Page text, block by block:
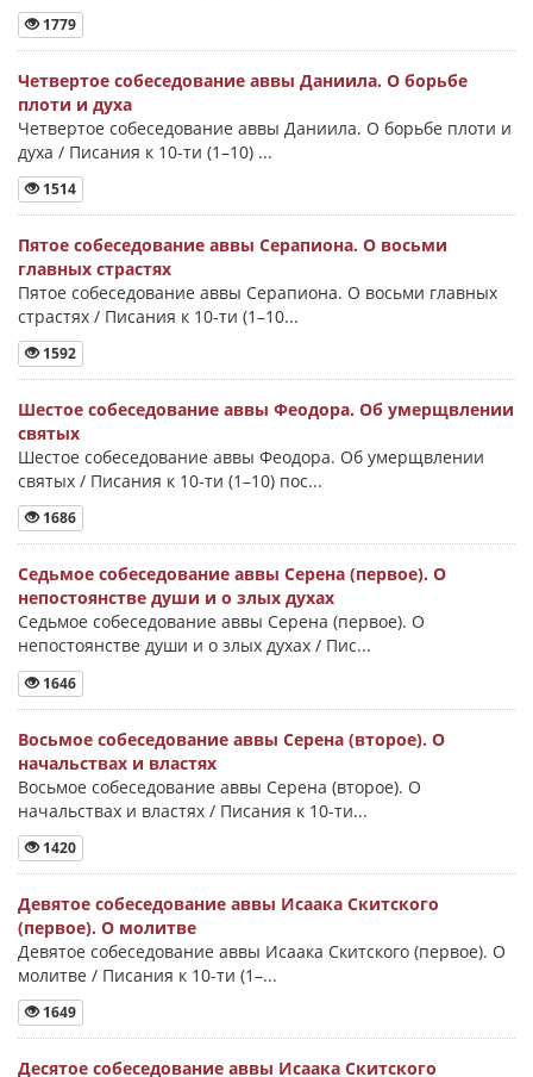
1779
Четвертое собеседование аввы Даниила. О борьбе
плоти и духа
Четвертое собеседование аввы Даниила. О борьбе плоти и
духа / Писания к 10-ти (1–10) ...
1514
Пятое собеседование аввы Серапиона. О восьми
главных страстях
Пятое собеседование аввы Серапиона. О восьми главных
страстях / Писания к 10-ти (1–10...
1592
Шестое собеседование аввы Феодора. Об умерщвлении
святых
Шестое собеседование аввы Феодора. Об умерщвлении
святых / Писания к 10-ти (1–10) пос...
1686
Седьмое собеседование аввы Серена (первое). О
непостоянстве души и о злых духах
Седьмое собеседование аввы Серена (первое). О
непостоянстве души и о злых духах / Пис...
1646
Восьмое собеседование аввы Серена (второе). О
начальствах и властях
Восьмое собеседование аввы Серена (второе). О
начальствах и властях / Писания к 10-ти...
1420
Девятое собеседование аввы Исаака Скитского
(первое). О молитве
Девятое собеседование аввы Исаака Скитского (первое). О
молитве / Писания к 10-ти (1–...
1649
Десятое собеседование аввы Исаака Скитского